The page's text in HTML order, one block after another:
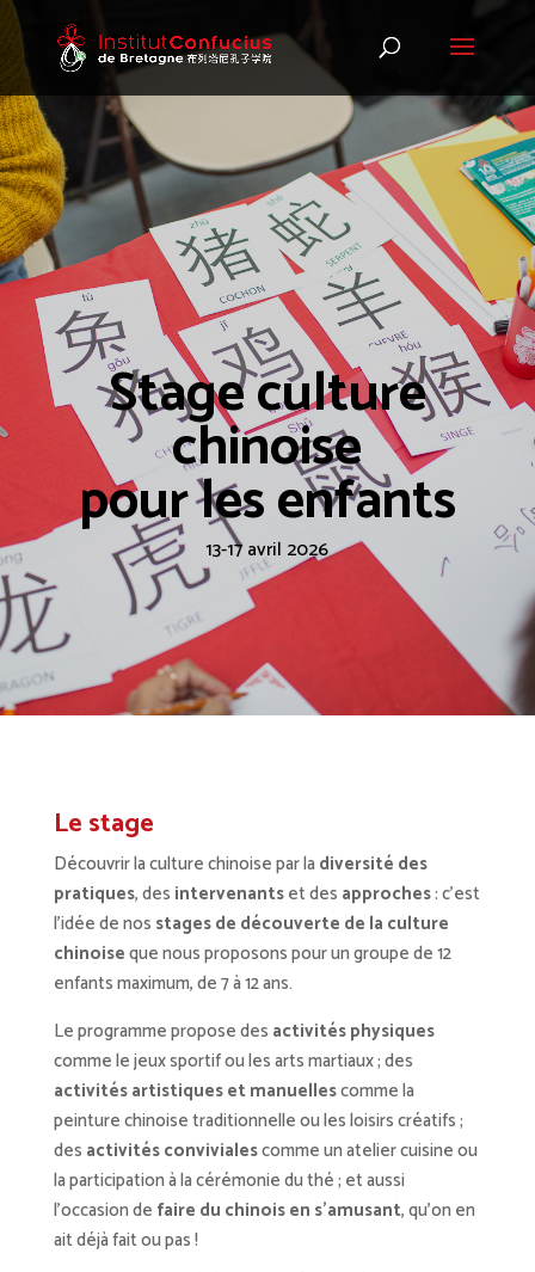
Stage culture
chinoise
pour les enfants
13-17 avril 2026
Le stage
Découvrir la culture chinoise par la diversité des
pratiques, des intervenantset des approches: c’est
l’idée de nos stages de découverte de la culture
chinoiseque nous proposons pour un groupe de 12
enfants maximum, de 7 à 12 ans.
Le programme propose des activités physiques
comme le jeux sportif ou les arts martiaux ; des
activités artistiques et manuellescomme la
peinture chinoise traditionnelle ou les loisirs créatifs ;
des activités convivialescomme un atelier cuisine ou
la participation à la cérémonie du thé ; et aussi
l’occasion de faire du chinois en s’amusant, qu’on en
ait déjà fait ou pas !